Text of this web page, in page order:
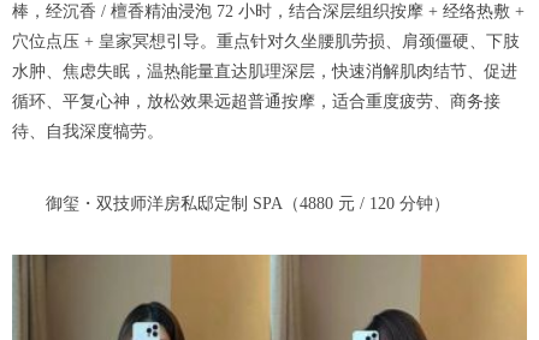
棒，经沉香 / 檀香精油浸泡 72 小时，结合深层组织按摩 + 经络热敷 +
穴位点压 + 皇家冥想引导。重点针对久坐腰肌劳损、肩颈僵硬、下肢
水肿、焦虑失眠，温热能量直达肌理深层，快速消解肌肉结节、促进
循环、平复心神，放松效果远超普通按摩，适合重度疲劳、商务接
待、自我深度犒劳。
御玺・双技师洋房私邸定制 SPA（4880 元 / 120 分钟）